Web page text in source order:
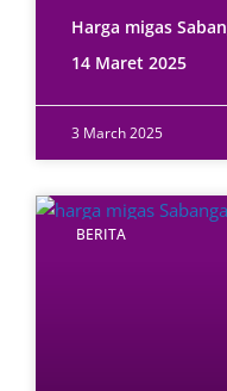
Harga migas
14 Maret 2025
3 March 2025
BERITA